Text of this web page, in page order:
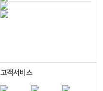
고객서비스